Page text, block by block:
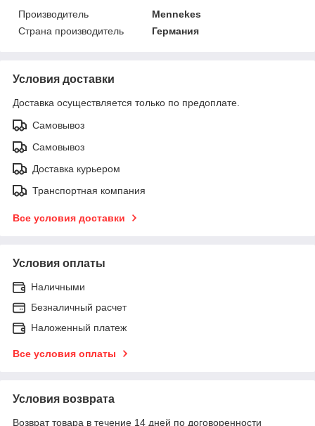
Производитель
Mennekes
Страна производитель
Германия
Условия доставки
Доставка осуществляется только по предоплате.
Самовывоз
Самовывоз
Доставка курьером
Транспортная компания
Все условия доставки
Условия оплаты
Наличными
Безналичный расчет
Наложенный платеж
Все условия оплаты
Условия возврата
Возврат товара в течение 14 дней по договоренности